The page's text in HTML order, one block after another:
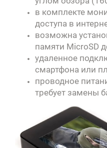
в комплекте
доступа в
возможна
памяти MicroSD
удаленное
смартфона или
проводное
требует замены